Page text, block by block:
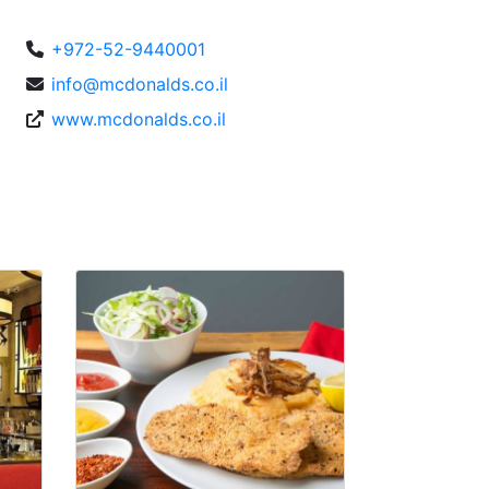
+972-52-9440001
info@mcdonalds.co.il
www.mcdonalds.co.il